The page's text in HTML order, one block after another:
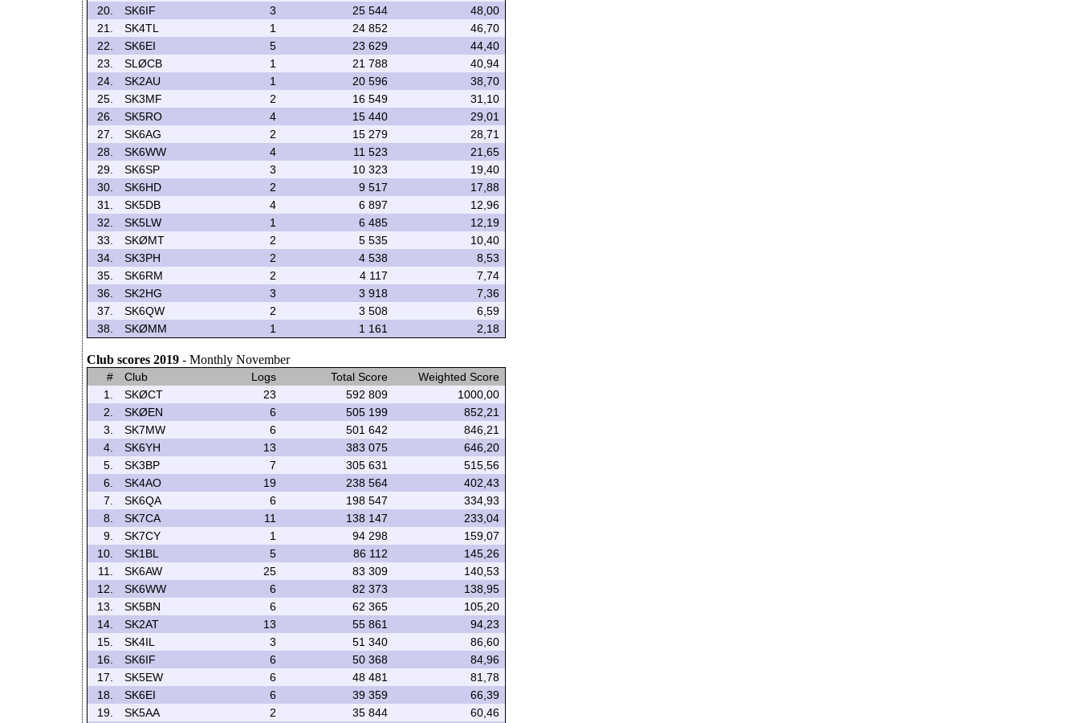
20.
SK6IF 3 25 544
48,00
21.
SK4TL 1 24 852
46,70
22.
SK6EI 5 23 629
44,40
23.
SLØCB 1 21 788
40,94
24.
SK2AU 1 20 596
38,70
25.
SK3MF 2 16 549
31,10
26.
SK5RO 4 15 440
29,01
27.
SK6AG 2 15 279
28,71
28.
SK6WW 4 11 523
21,65
29.
SK6SP 3 10 323
19,40
30.
SK6HD 2 9 517
17,88
31.
SK5DB 4 6 897
12,96
32.
SK5LW 1 6 485
12,19
33.
SKØMT 2 5 535
10,40
34.
SK3PH 2 4 538
8,53
35.
SK6RM 2 4 117
7,74
36.
SK2HG 3 3 918
7,36
37.
SK6QW 2 3 508
6,59
38.
SKØMM 1 1 161 2,18
Club scores 2019 - Monthly November
# Club Logs Total Score
Weighted Score
1.
SKØCT 23 592 809
1000,00
2.
SKØEN 6 505 199
852,21
3.
SK7MW 6 501 642
846,21
4.
SK6YH 13 383 075
646,20
5.
SK3BP 7 305 631
515,56
6.
SK4AO 19 238 564
402,43
7.
SK6QA 6 198 547
334,93
8.
SK7CA 11 138 147
233,04
9.
SK7CY 1 94 298
159,07
10.
SK1BL 5 86 112
145,26
11.
SK6AW 25 83 309
140,53
12.
SK6WW 6 82 373
138,95
13.
SK5BN 6 62 365
105,20
14.
SK2AT 13 55 861
94,23
15.
SK4IL 3 51 340
86,60
16.
SK6IF 6 50 368
84,96
17.
SK5EW 6 48 481
81,78
18.
SK6EI 6 39 359
66,39
19.
SK5AA 2 35 844
60,46